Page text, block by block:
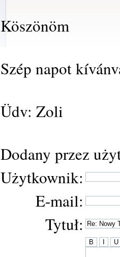
Köszönöm
Szép napot
Üdv: Zoli
Dodany przez
Użytkownik:
E-mail:
Tytuł: